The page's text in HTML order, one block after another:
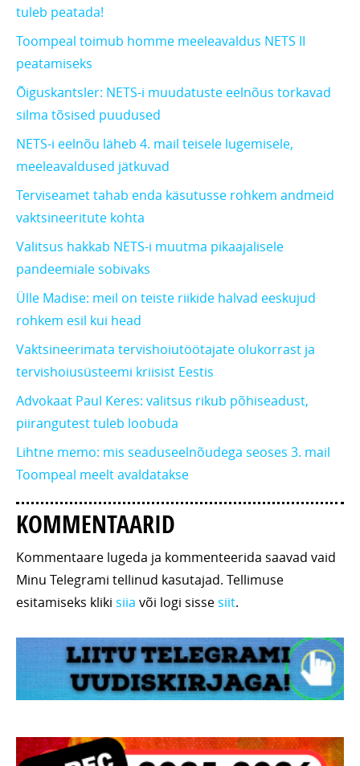
tuleb peatada!
Toompeal toimub homme meeleavaldus NETS II
peatamiseks
Õiguskantsler: NETS-i muudatuste eelnõus torkavad
silma tõsised puudused
NETS-i eelnõu läheb 4. mail teisele lugemisele,
meeleavaldused jätkuvad
Terviseamet tahab enda käsutusse rohkem andmeid
vaktsineeritute kohta
Valitsus hakkab NETS-i muutma pikaajalisele
pandeemiale sobivaks
Ülle Madise: meil on teiste riikide halvad eeskujud
rohkem esil kui head
Vaktsineerimata tervishoiutöötajate olukorrast ja
tervishoiusüsteemi kriisist Eestis
Advokaat Paul Keres: valitsus rikub põhiseadust,
piirangutest tuleb loobuda
Lihtne memo: mis seaduseelnõudega seoses 3. mail
Toompeal meelt avaldatakse
KOMMENTAARID
Kommentaare lugeda ja kommenteerida saavad vaid
Minu Telegrami tellinud kasutajad. Tellimuse
esitamiseks kliki siia või logi sissesiit.